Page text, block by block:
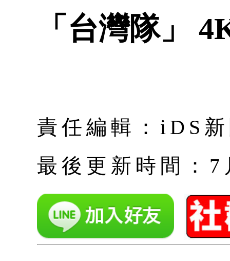
「台灣隊」
責任編輯：iDS
最後更新時間：